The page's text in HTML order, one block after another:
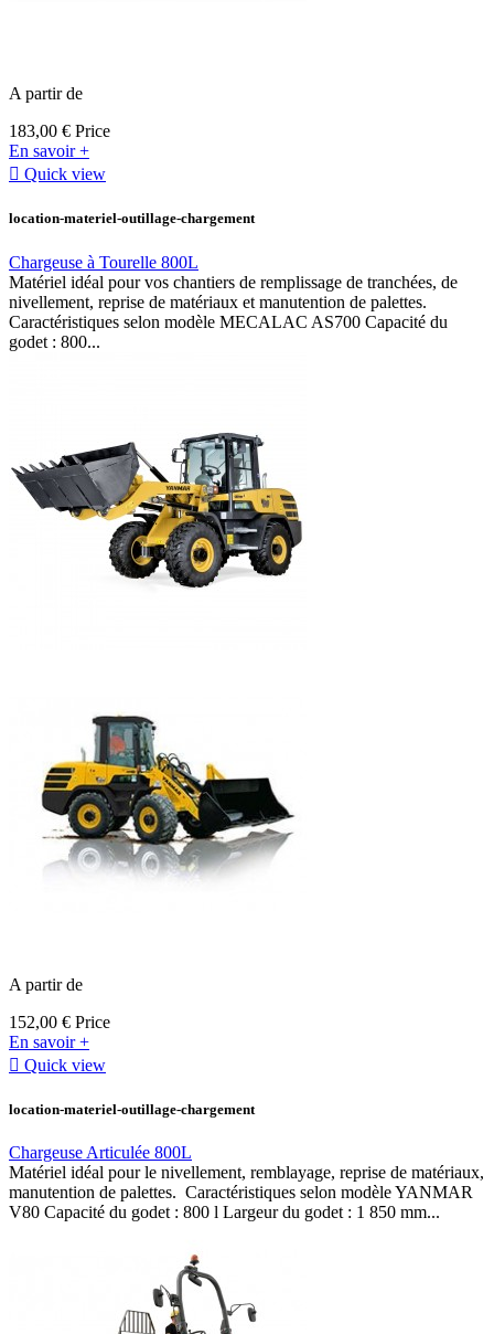
A partir de
183,00 € Price
En savoir +
 Quick view
location-materiel-outillage-chargement
Chargeuse à Tourelle 800L
Matériel idéal pour vos chantiers de remplissage de tranchées, de
nivellement, reprise de matériaux et manutention de palettes.
Caractéristiques selon modèle MECALAC AS700 Capacité du
godet : 800...
A partir de
152,00 € Price
En savoir +
 Quick view
location-materiel-outillage-chargement
Chargeuse Articulée 800L
Matériel idéal pour le nivellement, remblayage, reprise de matériaux,
manutention de palettes. Caractéristiques selon modèle YANMAR
V80 Capacité du godet : 800 l Largeur du godet : 1 850 mm...